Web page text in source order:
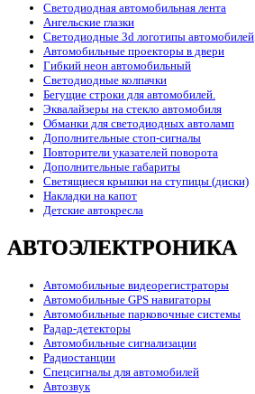
Светодиодная автомобильная лента
Ангельские глазки
Светодиодные 3d логотипы автомобилей
Автомобильные проекторы в двери
Гибкий неон автомобильный
Светодиодные колпачки
Бегущие строки для автомобилей.
Эквалайзеры на стекло автомобиля
Обманки для светодиодных автоламп
Дополнительные стоп-сигналы
Повторители указателей поворота
Дополнительные габариты
Светящиеся крышки на ступицы (диски)
Накладки на капот
Детские автокресла
АВТОЭЛЕКТРОНИКА
Автомобильные видеорегистраторы
Автомобильные GPS навигаторы
Автомобильные парковочные системы
Радар-детекторы
Автомобильные сигнализации
Радиостанции
Спецсигналы для автомобилей
Автозвук